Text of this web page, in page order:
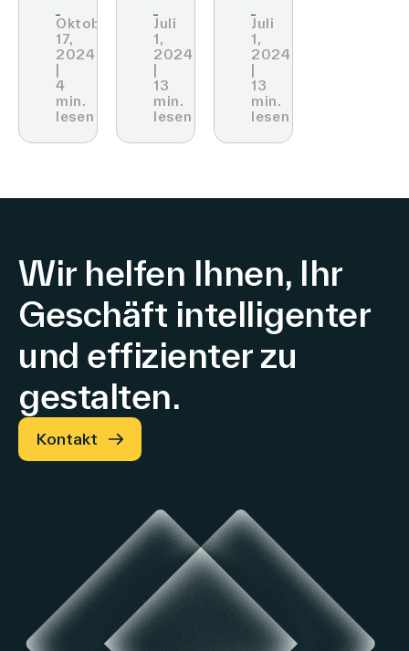
story
of
BENU
pharmacy
and
Oktober
17,
2024
4
min.
lesen
Juli
1,
2024
13
min.
lesen
Juli
1,
2024
13
min.
lesen
Wir helfen Ihnen, Ihr
Geschäft intelligenter
und effizienter zu
gestalten.
Kontakt